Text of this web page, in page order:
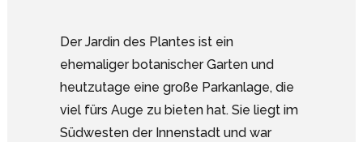
Der Jardin des Plantes ist ein
ehemaliger botanischer Garten und
heutzutage eine große Parkanlage, die
viel fürs Auge zu bieten hat. Sie liegt im
Südwesten der Innenstadt und war